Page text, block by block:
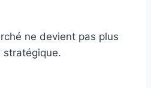
ne devient pas plus
stratégique.